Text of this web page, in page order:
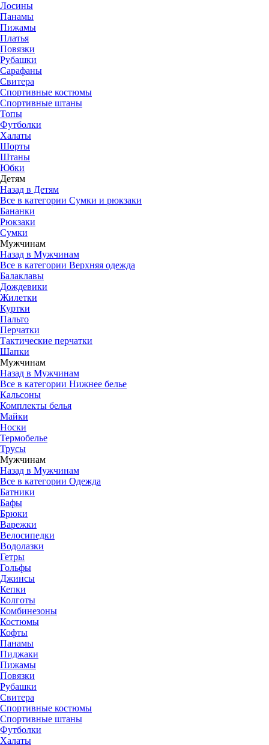
Лосины
Панамы
Пижамы
Платья
Повязки
Рубашки
Сарафаны
Свитера
Спортивные костюмы
Спортивные штаны
Топы
Футболки
Халаты
Шорты
Штаны
Юбки
Детям
Назад в Детям
Все в категории Сумки и рюкзаки
Бананки
Рюкзаки
Сумки
Мужчинам
Назад в Мужчинам
Все в категории Верхняя одежда
Балаклавы
Дождевики
Жилетки
Куртки
Пальто
Перчатки
Тактические перчатки
Шапки
Мужчинам
Назад в Мужчинам
Все в категории Нижнее белье
Кальсоны
Комплекты белья
Майки
Носки
Термобелье
Трусы
Мужчинам
Назад в Мужчинам
Все в категории Одежда
Батники
Бафы
Брюки
Варежки
Велосипедки
Водолазки
Гетры
Гольфы
Джинсы
Кепки
Колготы
Комбинезоны
Костюмы
Кофты
Панамы
Пиджаки
Пижамы
Повязки
Рубашки
Свитера
Спортивные костюмы
Спортивные штаны
Футболки
Халаты